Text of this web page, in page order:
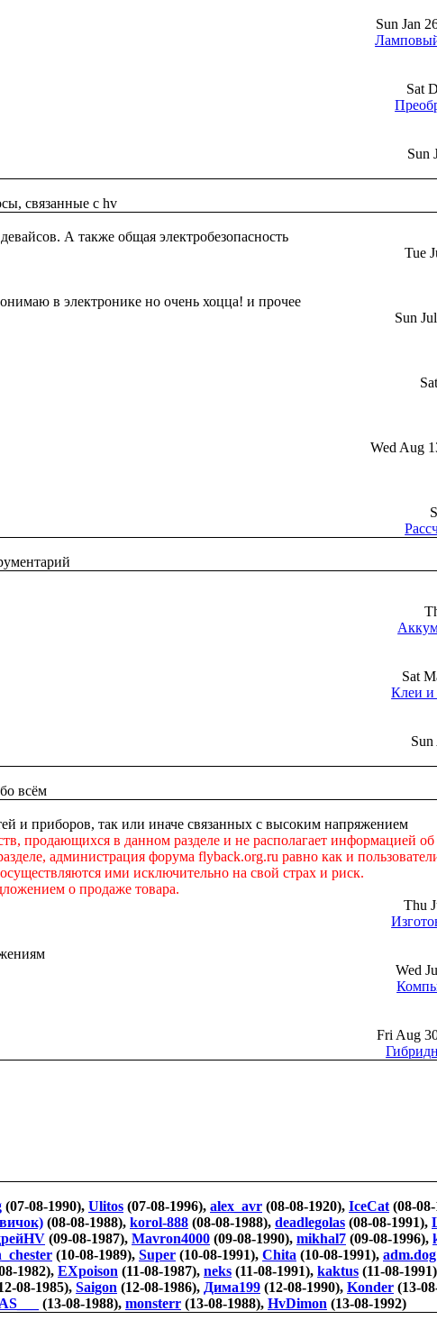
Sun Jan
Sat
Sun
связанные с hv
А также общая электробезопасность
Tue
в электронике но очень хоцца! и прочее
Sun
Wed Aug
Sat
Клеи и
всём
и приборов, так или иначе связанных с высоким напряжением
продающихся в данном разделе и не располагает информацией
администрация форума flyback.org.ru равно как и
ими исключительно на свой страх и риск.
о продаже товара.
Thu
Wed
Fri Aug
(07-08-1990), Ulitos (07-08-1996), alex_avr (08-08-1920), IceCat (08-
(08-08-1988), korol-888 (08-08-1988), deadlegolas (08-08-1991),
(09-08-1987), Mavron4000 (09-08-1990), mikhal7 (09-08-1996),
(10-08-1989), Super (10-08-1991), Chita (10-08-1991), adm.dog
1982), EXpoison (11-08-1987), neks (11-08-1991), kaktus (11-08-
08-1985), Saigon (12-08-1986), Дима199 (12-08-1990), Konder (13-
(13-08-1988), monsterr (13-08-1988), HvDimon (13-08-1992)